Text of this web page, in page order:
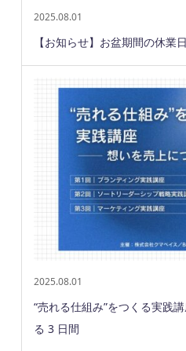
2025.08.01
【お知らせ】お盆期間の休業
2025.08.01
“売れる仕組み”をつくる実践
る 3 日間